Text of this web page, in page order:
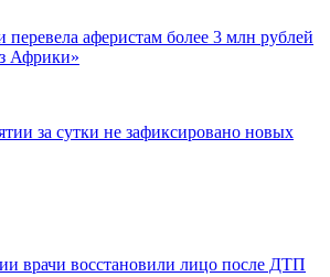
аферистам более 3 млн рублей
Африки»
за сутки не зафиксировано новых
врачи восстановили лицо после ДТП